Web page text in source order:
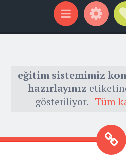
Menu
eğitim sistemimiz
hazırlayınız
gösteriliyor. Tüm